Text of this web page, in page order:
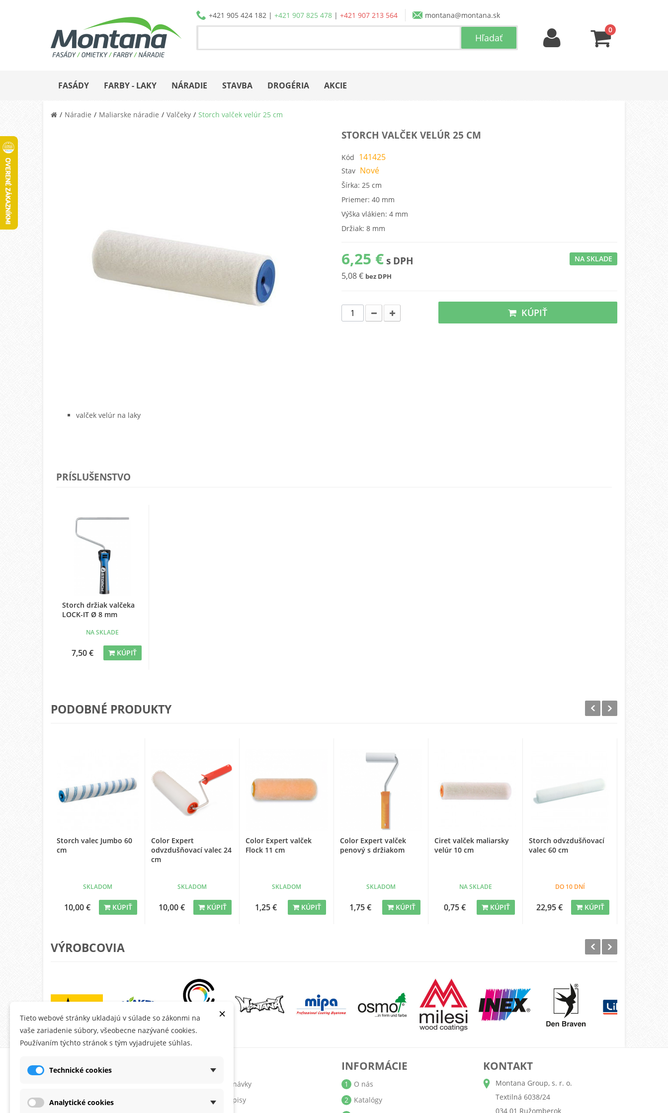
+421 905 424 182| +421 907 825 478| +421 907 213 564
montana@montana.sk
0
FASÁDY FARBY - LAKY NÁRADIE STAVBA DROGÉRIA AKCIE
Náradie Maliarske náradie Valčeky Storch valček velúr 25 cm
STORCH VALČEK VELÚR 25 CM
Kód 141425
Stav Nové
Šírka: 25 cm
Priemer: 40 mm
Výška vlákien: 4 mm
Držiak: 8 mm
6,25 € s DPH
5,08 € bez DPH
NA SKLADE
KÚPIŤ
valček velúr na laky
PRÍSLUŠENSTVO
Storch držiak valčeka
LOCK-IT Ø 8 mm
NA SKLADE
7,50 € KÚPIŤ
PODOBNÉ PRODUKTY
Storch valec Jumbo 60
cm
SKLADOM
10,00 € KÚPIŤ
Color Expert
odvzdušňovací valec 24
cm
SKLADOM
10,00 € KÚPIŤ
Color Expert valček
Flock 11 cm
SKLADOM
1,25 € KÚPIŤ
Color Expert valček
penový s držiakom
SKLADOM
1,75 € KÚPIŤ
Ciret valček maliarsky
velúr 10 cm
NA SKLADE
0,75 € KÚPIŤ
Storch odvzdušňovací
valec 60 cm
DO 10 DNÍ
22,95 € KÚPIŤ
VÝROBCOVIA
O MONTANA.SK ÚČET
Objednávky
Dobropisy
INFORMÁCIE
O nás
1
Katalógy
2
KONTAKT
Montana Group, s. r. o.
Textilná 6038/24
034 01 Ružomberok
×
Tieto webové stránky ukladajú v súlade so zákonmi na
vaše zariadenie súbory, všeobecne nazývané cookies.
Používaním týchto stránok s tým vyjadrujete súhlas.
Technické cookies
Analytické cookies